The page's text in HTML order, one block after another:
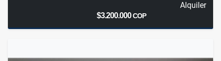
Alquiler
$3.200.000COP